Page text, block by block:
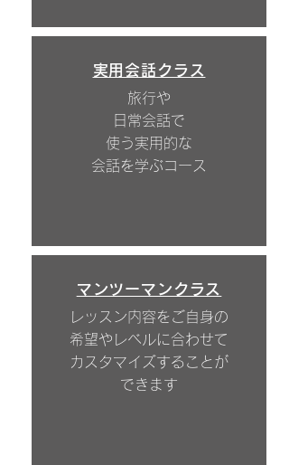
実用会話クラス
旅行や
日常会話で
使う実用的な
会話を学ぶコース
マンツーマンクラス
レッスン内容をご自身の
希望や レベルに合わせて
カスタマイズすることが
できます